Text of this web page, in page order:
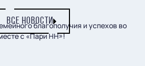
благополучия и успехов во
с «Пари НН»!
ВСЕ НОВОСТИ